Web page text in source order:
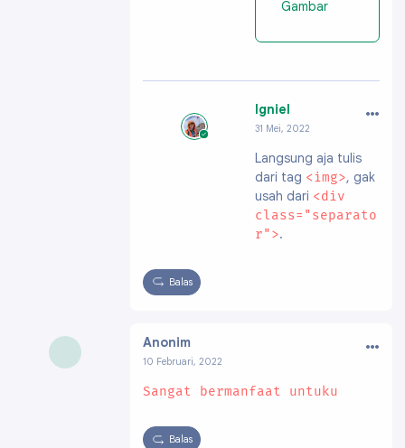
Gambar
Igniel
31 Mei, 2022
w.blogger.com/pro
file/091991703796
61896200
…
Langsung aja tulis
dari tag <img>, gak
usah dari <div
class="separato
r">.
Balas
Anonim
10 Februari, 2022
…
Sangat bermanfaat untuku
Balas